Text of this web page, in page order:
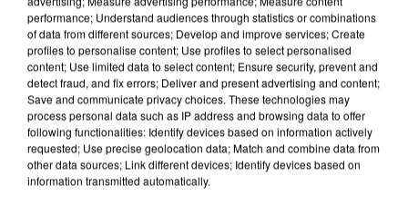
performance; Understand audiences through statistics or combinations
of data from different sources; Develop and improve services; Create
profiles to personalise content; Use profiles to select personalised
content; Use limited data to select content; Ensure security, prevent and
detect fraud, and fix errors; Deliver and present advertising and content;
Save and communicate privacy choices. These technologies may
process personal data such as IP address and browsing data to offer
following functionalities: Identify devices based on information actively
requested; Use precise geolocation data; Match and combine data from
other data sources; Link different devices; Identify devices based on
information transmitted automatically.